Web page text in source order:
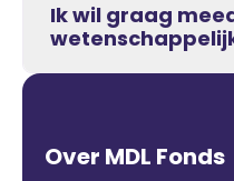
Ik wil graag
Over MDL Fonds